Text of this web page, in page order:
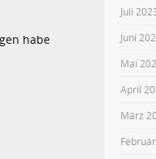
habe
Juli
Juni
Mai
April
März